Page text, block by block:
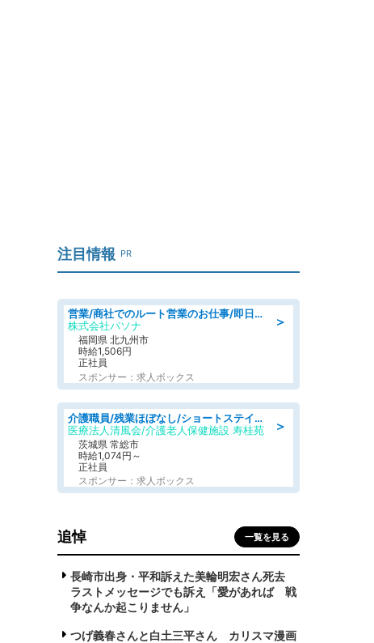
注目情報 PR
＞
営業/商社でのルート営業のお仕事/即日勤務可/車通勤可/営業
株式会社パソナ
福岡県 北九州市
時給1,506円
正社員
スポンサー：求人ボックス
＞
介護職員/残業ほぼなし/ショートステイの介護士/シフト相談可
医療法人清風会/介護老人保健施設 寿桂苑
茨城県 常総市
時給1,074円～
正社員
スポンサー：求人ボックス
追悼 一覧を見る
長崎市出身・平和訴えた美輪明宏さん死去
ラストメッセージでも訴え「愛があれば 戦
争なんか起こりません」
つげ義春さんと白土三平さん カリスマ漫画